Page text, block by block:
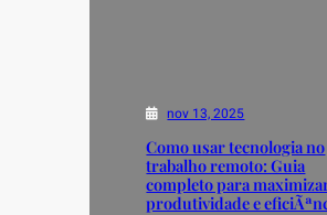
nov 13, 2025
Como usar tecnologia no
trabalho remoto: Guia
completo para
produtividade e